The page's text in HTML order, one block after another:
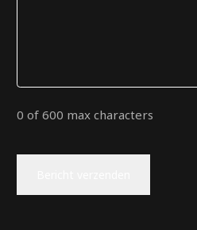
0 of 600 max characters